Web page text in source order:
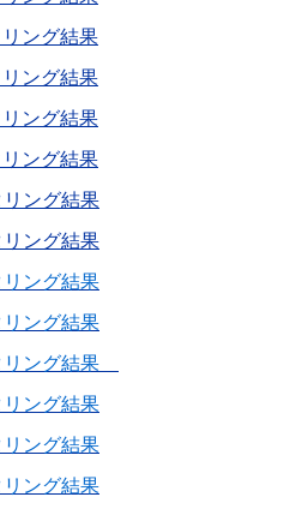
ング結果
ング結果
ング結果
ング結果
ング結果
ング結果
ング結果
ング結果
リング結果
ング結果
ング結果
ング結果